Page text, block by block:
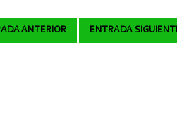
ANTERIOR ENTRADA